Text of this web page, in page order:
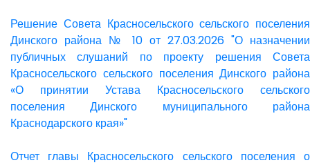
Решение Совета Красносельского сельского поселения
Динского района № 10 от 27.03.2026 "О назначении
публичных слушаний по проекту решения Совета
Красносельского сельского поселения Динского района
«О принятии Устава Красносельского сельского
поселения Динского муниципального района
Краснодарского края»"
Отчет главы Красносельского сельского поселения о